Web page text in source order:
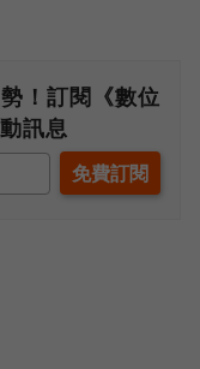
！訂閱《數位
訊息